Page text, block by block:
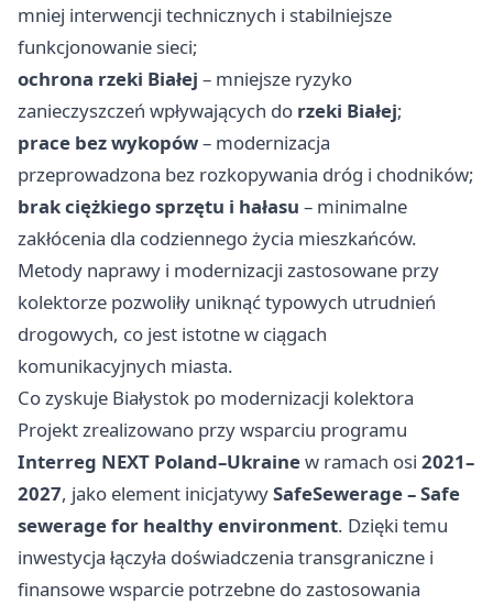
mniej interwencji technicznych i stabilniejsze
funkcjonowanie sieci;
ochrona rzeki Białej – mniejsze ryzyko
zanieczyszczeń wpływających do rzeki Białej;
prace bez wykopów– modernizacja
przeprowadzona bez rozkopywania dróg i chodników;
brak ciężkiego sprzętu i hałasu – minimalne
zakłócenia dla codziennego życia mieszkańców.
Metody naprawy i modernizacji zastosowane przy
kolektorze pozwoliły uniknąć typowych utrudnień
drogowych, co jest istotne w ciągach
komunikacyjnych miasta.
Co zyskuje Białystok po modernizacji kolektora
Projekt zrealizowano przy wsparciu programu
Interreg NEXT Poland–Ukrainew ramach osi 2021–
2027, jako element inicjatywySafeSewerage – Safe
sewerage for healthy environment. Dzięki temu
inwestycja łączyła doświadczenia transgraniczne i
finansowe wsparcie potrzebne do zastosowania